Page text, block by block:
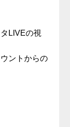
LIVEの視
ントからの